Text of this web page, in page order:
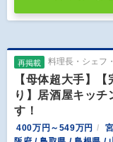
再掲載 料理長・シェフ
【母体超大手】
り】居酒屋キッ
す！
400万円～549万円